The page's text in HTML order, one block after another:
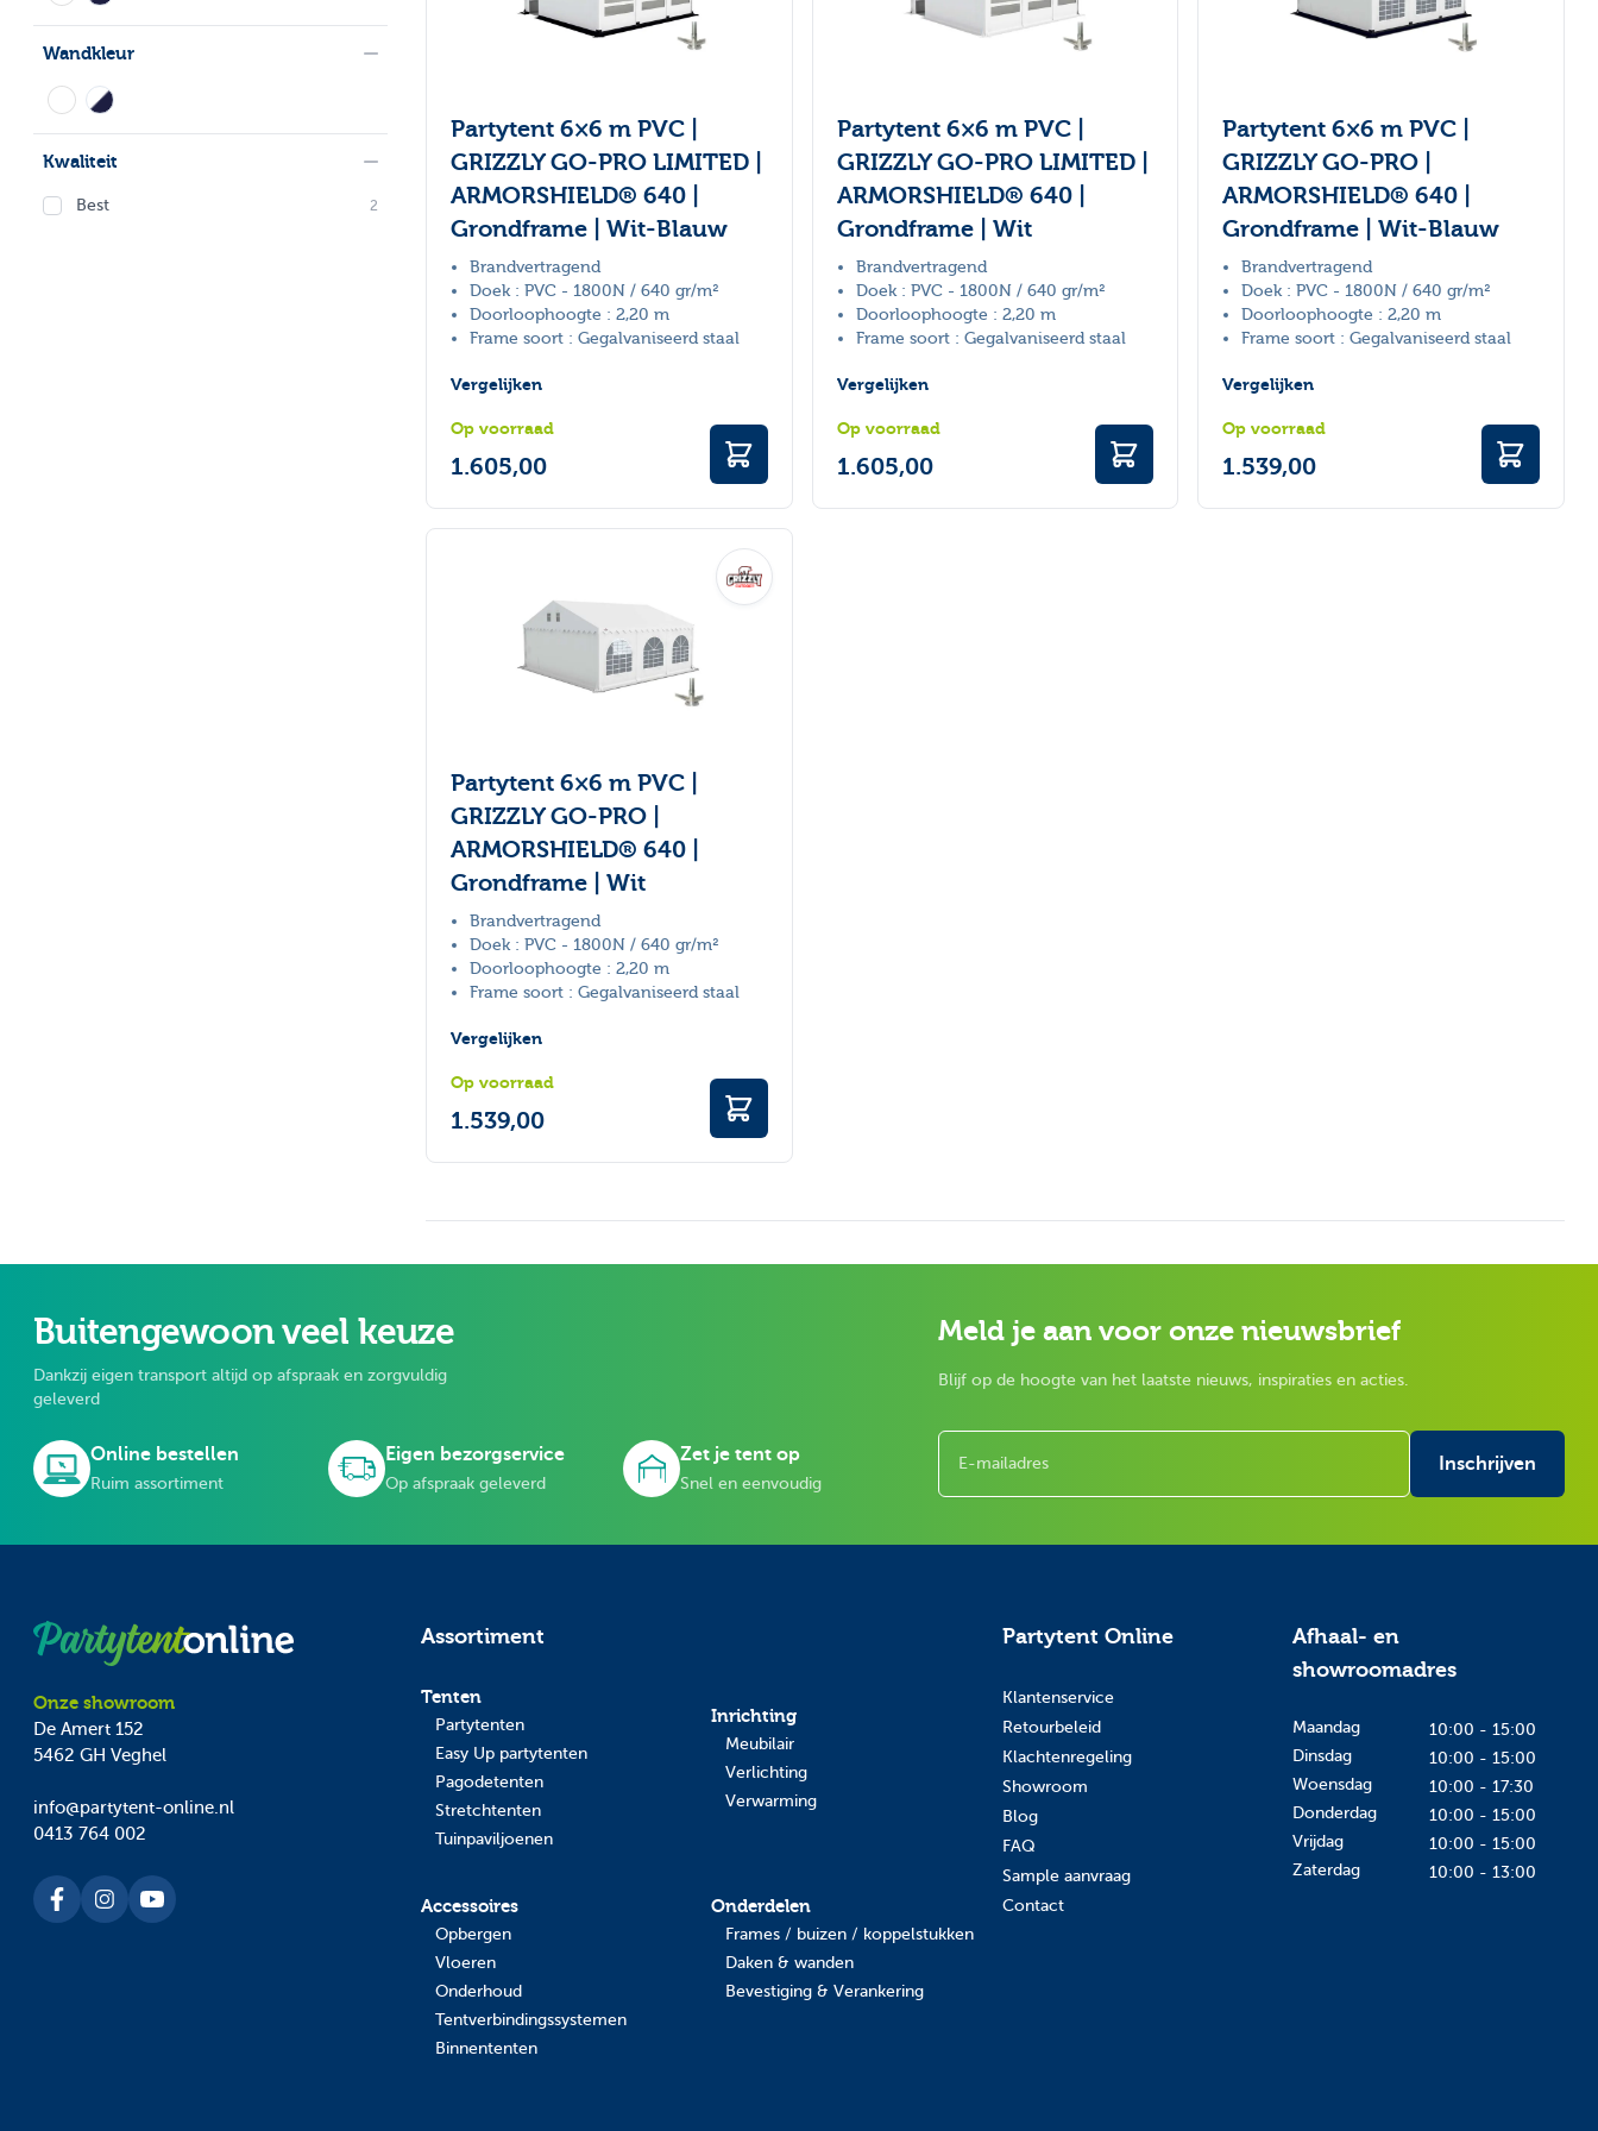
Wandkleur
Kwaliteit
Toggle filter
Best 2products available
Partytent 6×6 m PVC |
GRIZZLY GO-PRO LIMITED |
ARMORSHIELD® 640 |
Grondframe | Wit-Blauw
Brandvertragend
Doek : PVC - 1800N / 640 gr/m²
Doorloophoogte : 2,20 m
Frame soort : Gegalvaniseerd staal
Vergelijken
Op voorraad
1.605,00
Partytent 6×6 m PVC |
GRIZZLY GO-PRO LIMITED |
ARMORSHIELD® 640 |
Grondframe | Wit
Brandvertragend
Doek : PVC - 1800N / 640 gr/m²
Doorloophoogte : 2,20 m
Frame soort : Gegalvaniseerd staal
Vergelijken
Op voorraad
1.605,00
Partytent 6×6 m PVC |
GRIZZLY GO-PRO |
ARMORSHIELD® 640 |
Grondframe | Wit-Blauw
Brandvertragend
Doek : PVC - 1800N / 640 gr/m²
Doorloophoogte : 2,20 m
Frame soort : Gegalvaniseerd staal
Vergelijken
Op voorraad
1.539,00
Partytent 6×6 m PVC |
GRIZZLY GO-PRO |
ARMORSHIELD® 640 |
Grondframe | Wit
Brandvertragend
Doek : PVC - 1800N / 640 gr/m²
Doorloophoogte : 2,20 m
Frame soort : Gegalvaniseerd staal
Vergelijken
Op voorraad
1.539,00
Buitengewoon veel keuze
Dankzij eigen transport altijd op afspraak en zorgvuldig
geleverd
Online bestellen
Ruim assortiment
Eigen bezorgservice
Op afspraak geleverd
Zet je tent op
Snel en eenvoudig
Meld je aan voor onze nieuwsbrief
Blijf op de hoogte van het laatste nieuws, inspiraties en acties.
E-mailadres
Inschrijven
Onze showroom
De Amert 152
5462 GH Veghel
info@partytent-online.nl
0413 764 002
Assortiment
Tenten
Partytenten
Easy Up partytenten
Pagodetenten
Stretchtenten
Tuinpaviljoenen
Inrichting
Meubilair
Verlichting
Verwarming
Accessoires
Opbergen
Vloeren
Onderhoud
Tentverbindingssystemen
Binnententen
Onderdelen
Frames / buizen / koppelstukken
Daken & wanden
Bevestiging & Verankering
Partytent Online
Klantenservice
Retourbeleid
Klachtenregeling
Showroom
Blog
FAQ
Sample aanvraag
Contact
Afhaal- en
showroomadres
Maandag
10:00 - 15:00
Dinsdag
10:00 - 15:00
Woensdag
10:00 - 17:30
Donderdag
10:00 - 15:00
Vrijdag
10:00 - 15:00
Zaterdag
10:00 - 13:00